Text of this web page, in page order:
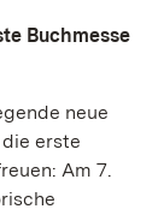
Buchmesse
neue
erste
Am 7.